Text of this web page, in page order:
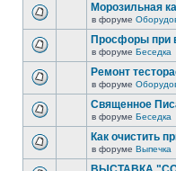
Морозильная
в форуме
Просфоры при
в форуме Беседка
Ремонт
в форуме
Священное
в форуме Беседка
Как очистить
в форуме Выпечка